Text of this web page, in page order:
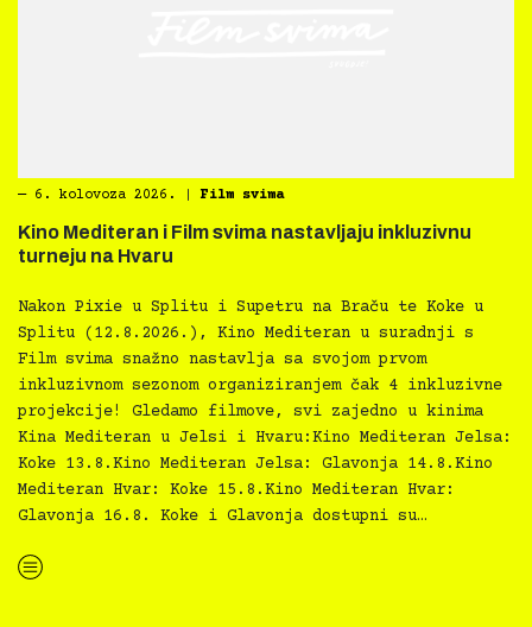
― 6. kolovoza 2026. Film svima
Kino Mediteran i Film svima nastavljaju inkluzivnu
turneju na Hvaru
Nakon Pixie u Splitu i Supetru na Braču te Koke u
Splitu (12.8.2026.), Kino Mediteran u suradnji s
Film svima snažno nastavlja sa svojom prvom
inkluzivnom sezonom organiziranjem čak 4 inkluzivne
projekcije! Gledamo filmove, svi zajedno u kinima
Kina Mediteran u Jelsi i Hvaru:Kino Mediteran Jelsa:
Koke 13.8.Kino Mediteran Jelsa: Glavonja 14.8.Kino
Mediteran Hvar: Koke 15.8.Kino Mediteran Hvar:
Glavonja 16.8. Koke i Glavonja dostupni su…
“Kino Mediteran i Film svima nastavljaju inkluzivnu turneju na Hvaru”